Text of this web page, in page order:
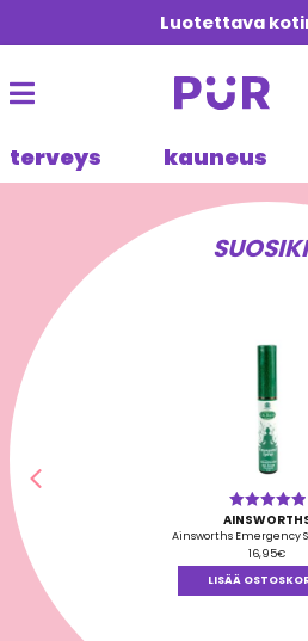
Luotettava
terveys kauneus
Arvostelu
tuotteesta:
5.00/ 5
Ainsworths Emergency
16,95€
LISÄÄ
Edellinen